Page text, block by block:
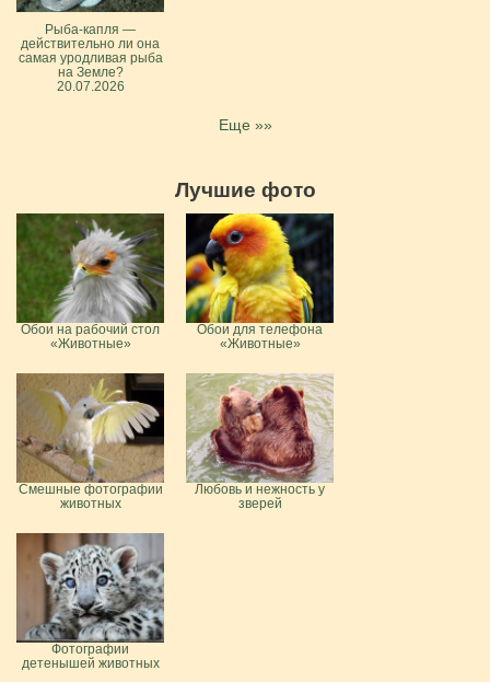
Рыба-капля —
действительно ли она
самая уродливая рыба
на Земле?
20.07.2026
Еще »»
Лучшие фото
Обои на рабочий стол
«Животные»
Обои для телефона
«Животные»
Смешные фотографии
животных
Любовь и нежность у
зверей
Фотографии
детенышей животных